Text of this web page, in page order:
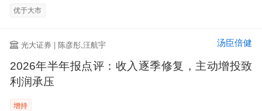
优于大市
光大证券 | 陈彦彤,汪航宇 汤臣倍健
2026年半年报点评：收入逐季修复，主动增投致
利润承压
增持